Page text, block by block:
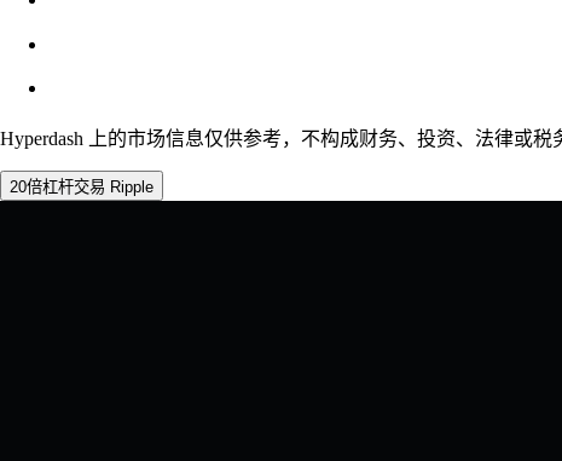
Hyperdash 上的市场信息仅供参考，不构成财务、投资、法律或
20倍杠杆交易 Ripple